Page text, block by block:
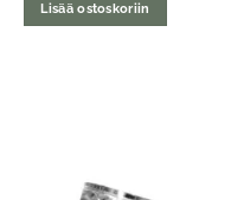
Lisää ostoskoriin